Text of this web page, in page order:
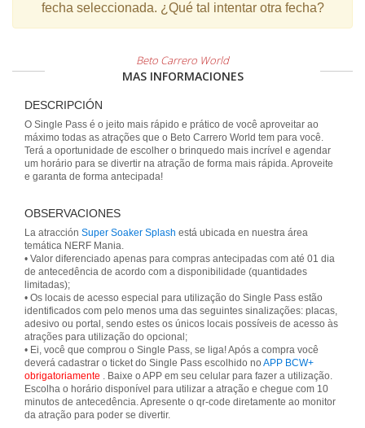
fecha seleccionada. ¿Qué tal intentar otra fecha?
Beto Carrero World
MAS INFORMACIONES
DESCRIPCIÓN
O Single Pass é o jeito mais rápido e prático de você aproveitar ao
máximo todas as atrações que o Beto Carrero World tem para você.
Terá a oportunidade de escolher o brinquedo mais incrível e agendar
um horário para se divertir na atração de forma mais rápida. Aproveite
e garanta de forma antecipada!
OBSERVACIONES
La atracción Super Soaker Splash está ubicada en nuestra área
temática NERF Mania.
• Valor diferenciado apenas para compras antecipadas com até 01 dia
de antecedência de acordo com a disponibilidade (quantidades
limitadas);
• Os locais de acesso especial para utilização do Single Pass estão
identificados com pelo menos uma das seguintes sinalizações: placas,
adesivo ou portal, sendo estes os únicos locais possíveis de acesso às
atrações para utilização do opcional;
• Ei, você que comprou o Single Pass, se liga! Após a compra você
deverá cadastrar o ticket do Single Pass escolhido no APP BCW+
obrigatoriamente . Baixe o APP em seu celular para fazer a utilização.
Escolha o horário disponível para utilizar a atração e chegue com 10
minutos de antecedência. Apresente o qr-code diretamente ao monitor
da atração para poder se divertir.